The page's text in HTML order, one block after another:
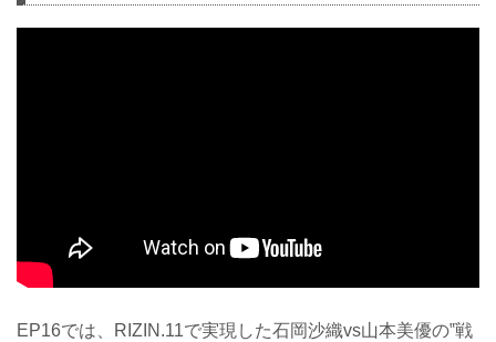
EP16では、RIZIN.11で実現した石岡沙織vs山本美優の‟戦